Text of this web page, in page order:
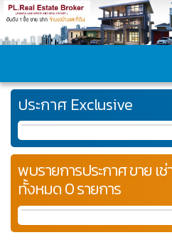
ประกาศ Exclusive
พบรายการประกาศ ขาย
ทั้งหมด 0 รายการ